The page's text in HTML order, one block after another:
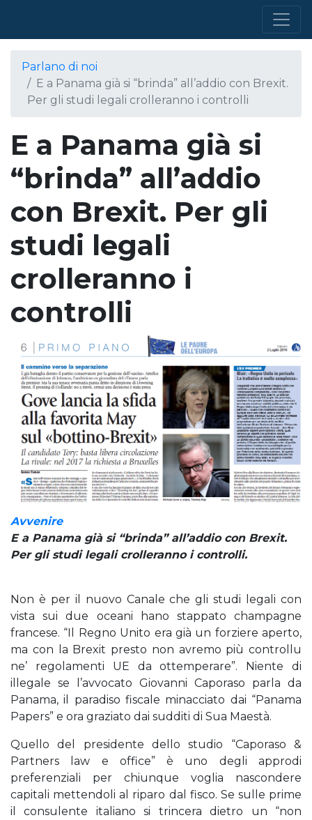
Parlano di noi
E a Panama già si “brinda” all’addio con Brexit.
Per gli studi legali crolleranno i controlli
E a Panama già si
“brinda” all’addio
con Brexit. Per gli
studi legali
crolleranno i
controlli
Avvenire
E a Panama già si “brinda” all’addio con Brexit.
Per gli studi legali crolleranno i controlli.
Non è per il nuovo Canale che gli studi legali con
vista sui due oceani hano stappato champagne
francese. “Il Regno Unito era già un forziere aperto,
ma con la Brexit presto non avremo più controllu
ne’ regolamenti UE da ottemperare”. Niente di
illegale se l’avvocato Giovanni Caporaso parla da
Panama, il paradiso fiscale minacciato dai “Panama
Papers” e ora graziato dai sudditi di Sua Maestà.
Quello del presidente dello studio “Caporaso &
Partners law e office” è uno degli approdi
preferenziali per chiunque voglia nascondere
capitali mettendoli al riparo dal fisco. Se sulle prime
il consulente italiano si trincera dietro un “non